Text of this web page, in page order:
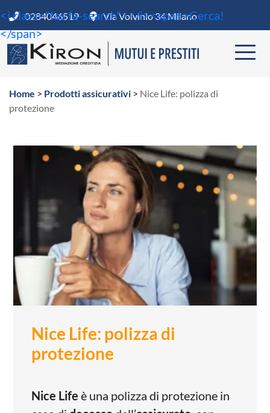
<i class="fas fa-search"></i><span>Cerca!
</span>
0284046519 Via Volvinio 34 Milano
Home > Prodotti assicurativi > Nice Life: polizza di
protezione
Nice Life: polizza di
protezione
Nice Life è una polizza di protezione in